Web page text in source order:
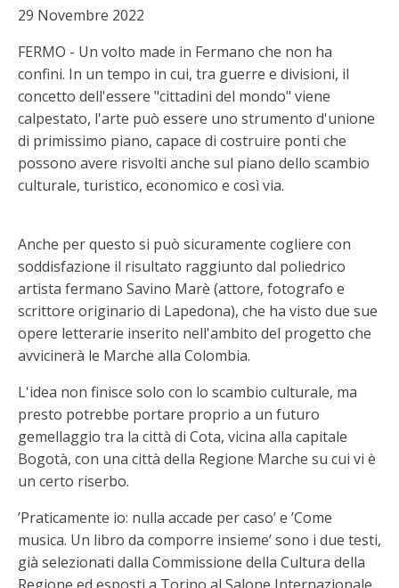
29 Novembre 2022
FERMO - Un volto made in Fermano che non ha
confini. In un tempo in cui, tra guerre e divisioni, il
concetto dell'essere "cittadini del mondo" viene
calpestato, l'arte può essere uno strumento d'unione
di primissimo piano, capace di costruire ponti che
possono avere risvolti anche sul piano dello scambio
culturale, turistico, economico e così via.
Anche per questo si può sicuramente cogliere con
soddisfazione il risultato raggiunto dal poliedrico
artista fermano Savino Marè (attore, fotografo e
scrittore originario di Lapedona), che ha visto due sue
opere letterarie inserito nell'ambito del progetto che
avvicinerà le Marche alla Colombia.
L'idea non finisce solo con lo scambio culturale, ma
presto potrebbe portare proprio a un futuro
gemellaggio tra la città di Cota, vicina alla capitale
Bogotà, con una città della Regione Marche su cui vi è
un certo riserbo.
’Praticamente io: nulla accade per caso’ e ’Come
musica. Un libro da comporre insieme’ sono i due testi,
già selezionati dalla Commissione della Cultura della